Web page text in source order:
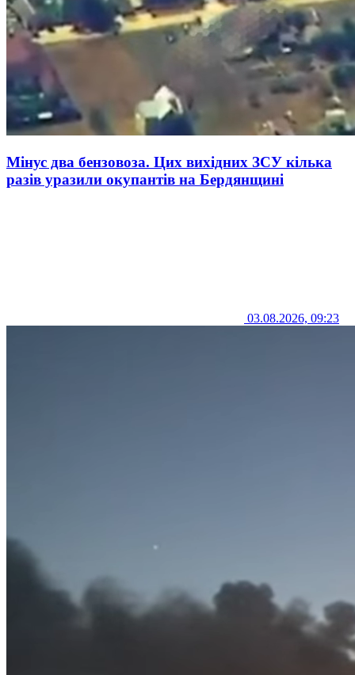
Мінус два бензовоза. Цих вихідних ЗСУ кілька
разів уразили окупантів на Бердянщині
03.08.2026, 09:23